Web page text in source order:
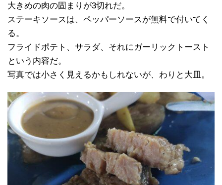
大きめの肉の固まりが3切れだ。
ステーキソースは、ペッパーソースが無料で付いてく
る。
フライドポテト、サラダ、それにガーリックトースト
という内容だ。
写真では小さく見えるかもしれないが、わりと大皿。